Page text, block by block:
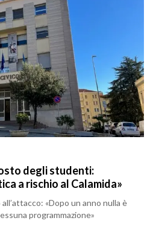
degli studenti:
a rischio al Calamida»
«Dopo un anno nulla è
programmazione»